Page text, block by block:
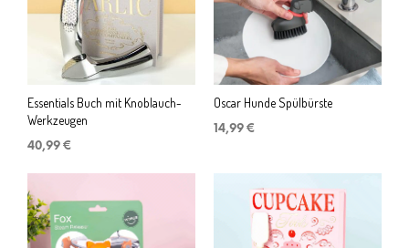
Essentials Buch mit Knoblauch-
Werkzeugen
40,99 €
Oscar Hunde Spülbürste
14,99 €